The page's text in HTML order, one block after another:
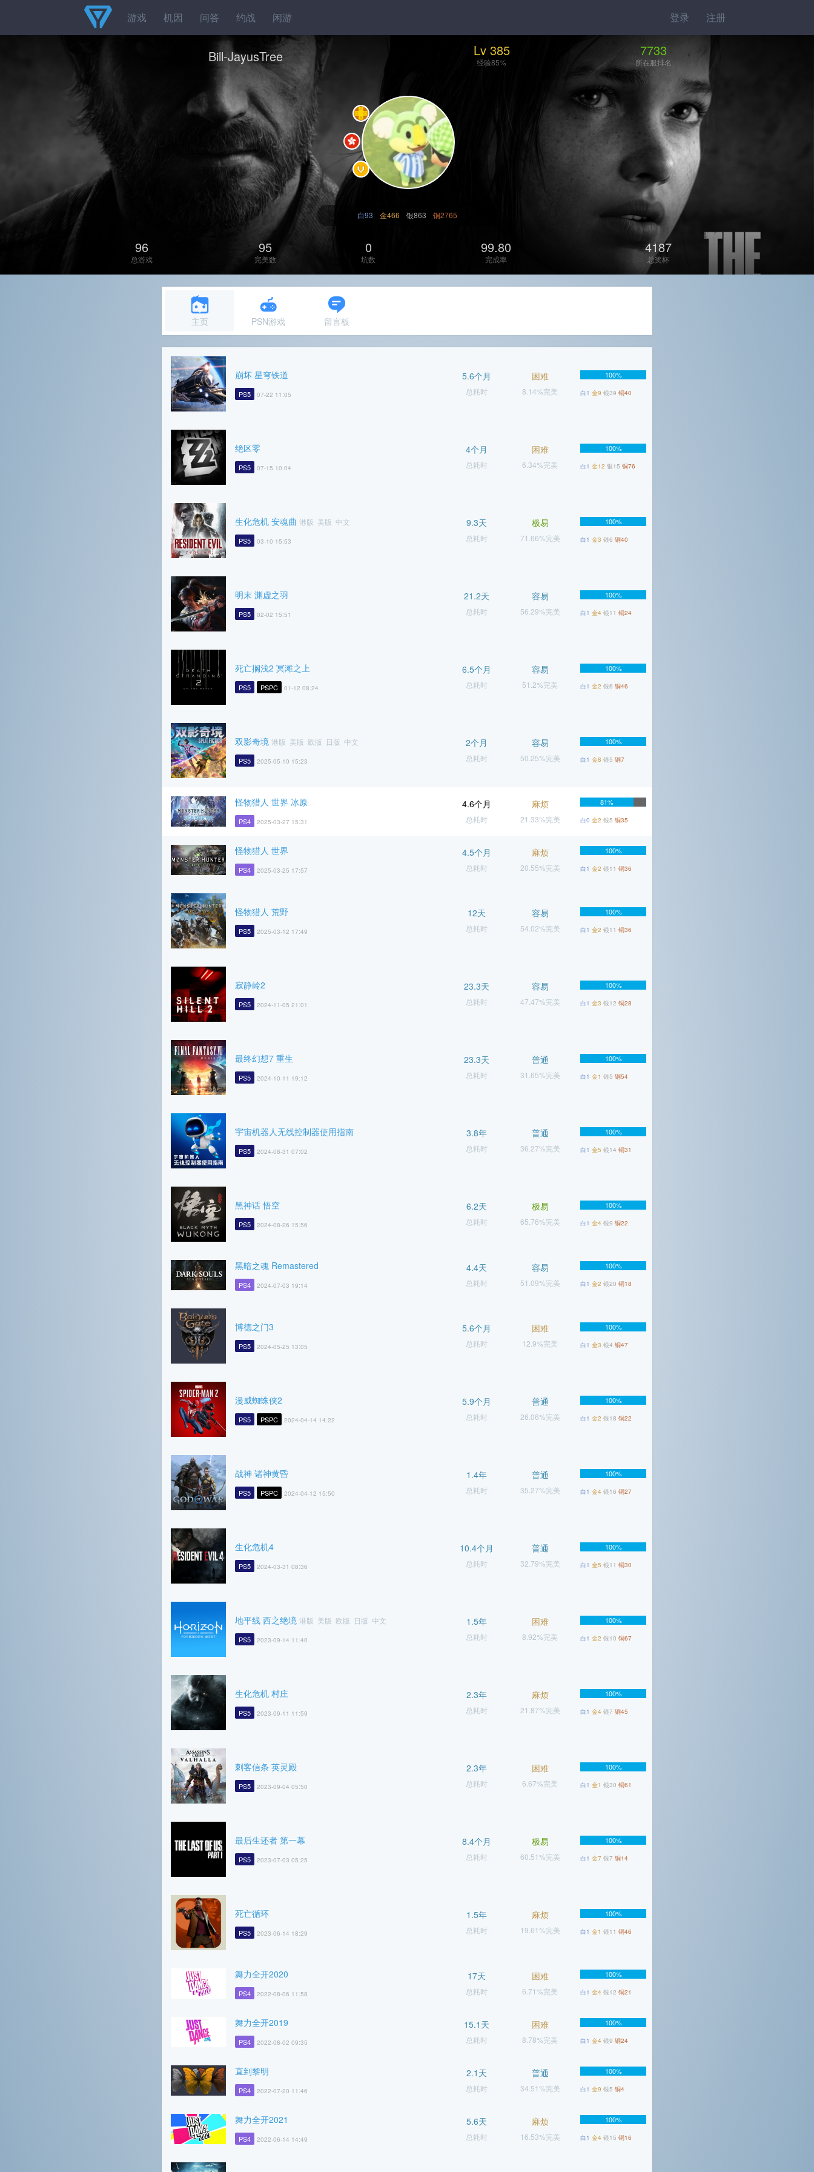
登录 注册
游戏 机因 问答 约战 闲游
Bill-JayusTree Lv 385
经验85%
7733
所在服排名
白93 金466 银863 铜2765
96
总游戏
95
完美数
0
坑数
99.80
完成率
4187
总奖杯
主页 PSN游戏 留言板
崩坏 星穹铁道
PS5 07-22 11:05
5.6个月
总耗时
困难
8.14%完美
100%
白1 金9 银39 铜40
绝区零
PS5 07-15 10:04
4个月
总耗时
困难
6.34%完美
100%
白1 金12 银15 铜76
生化危机 安魂曲 港版 美版 中文
PS5 03-10 15:53
9.3天
总耗时
极易
71.66%完美
100%
白1 金3 银6 铜40
明末 渊虚之羽
PS5 02-02 15:51
21.2天
总耗时
容易
56.29%完美
100%
白1 金4 银11 铜24
死亡搁浅2 冥滩之上
PS5 PSPC 01-12 08:24
6.5个月
总耗时
容易
51.2%完美
100%
白1 金2 银6 铜46
双影奇境 港版 美版 欧版 日版 中文
PS5 2025-05-10 15:23
2个月
总耗时
容易
50.25%完美
100%
白1 金8 银5 铜7
怪物猎人 世界 冰原
PS4 2025-03-27 15:31
4.6个月
总耗时
麻烦
21.33%完美
81%
白0 金2 银5 铜35
怪物猎人 世界
PS4 2025-03-25 17:57
4.5个月
总耗时
麻烦
20.55%完美
100%
白1 金2 银11 铜36
怪物猎人 荒野
PS5 2025-03-12 17:49
12天
总耗时
容易
54.02%完美
100%
白1 金2 银11 铜36
寂静岭2
PS5 2024-11-05 21:01
23.3天
总耗时
容易
47.47%完美
100%
白1 金3 银12 铜28
最终幻想7 重生
PS5 2024-10-11 19:12
23.3天
总耗时
普通
31.65%完美
100%
白1 金1 银5 铜54
宇宙机器人无线控制器使用指南
PS5 2024-08-31 07:02
3.8年
总耗时
普通
36.27%完美
100%
白1 金5 银14 铜31
黑神话 悟空
PS5 2024-08-26 15:56
6.2天
总耗时
极易
65.76%完美
100%
白1 金4 银9 铜22
黑暗之魂 Remastered
PS4 2024-07-03 19:14
4.4天
总耗时
容易
51.09%完美
100%
白1 金2 银20 铜18
博德之门3
PS5 2024-05-25 13:05
5.6个月
总耗时
困难
12.9%完美
100%
白1 金3 银4 铜47
漫威蜘蛛侠2
PS5 PSPC 2024-04-14 14:22
5.9个月
总耗时
普通
26.06%完美
100%
白1 金2 银18 铜22
战神 诸神黄昏
PS5 PSPC 2024-04-12 15:50
1.4年
总耗时
普通
35.27%完美
100%
白1 金4 银16 铜27
生化危机4
PS5 2024-03-31 08:36
10.4个月
总耗时
普通
32.79%完美
100%
白1 金5 银11 铜30
地平线 西之绝境 港版 美版 欧版 日版 中文
PS5 2023-09-14 11:40
1.5年
总耗时
困难
8.92%完美
100%
白1 金2 银10 铜67
生化危机 村庄
PS5 2023-09-11 11:59
2.3年
总耗时
麻烦
21.87%完美
100%
白1 金4 银7 铜45
刺客信条 英灵殿
PS5 2023-09-04 05:50
2.3年
总耗时
困难
6.67%完美
100%
白1 金1 银30 铜61
最后生还者 第一幕
PS5 2023-07-03 05:25
8.4个月
总耗时
极易
60.51%完美
100%
白1 金7 银7 铜14
死亡循环
PS5 2023-06-14 18:29
1.5年
总耗时
麻烦
19.61%完美
100%
白1 金1 银11 铜46
舞力全开2020
PS4 2022-08-06 11:58
17天
总耗时
困难
6.71%完美
100%
白1 金4 银12 铜21
舞力全开2019
PS4 2022-08-02 09:35
15.1天
总耗时
困难
8.78%完美
100%
白1 金4 银9 铜24
直到黎明
PS4 2022-07-20 11:46
2.1天
总耗时
普通
34.51%完美
100%
白1 金9 银5 铜4
舞力全开2021
PS4 2022-06-14 14:49
5.6天
总耗时
麻烦
16.53%完美
100%
白1 金4 银15 铜16